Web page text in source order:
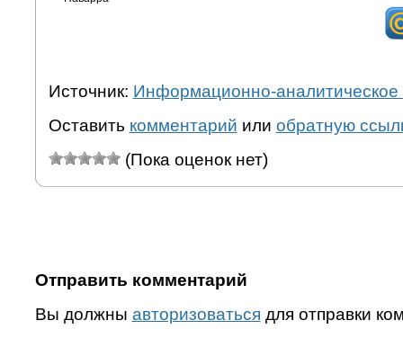
Источник: Информационно-аналитическое
Оставить комментарий или обратную
(Пока оценок нет)
Отправить комментарий
Вы должны авторизоваться для отправки